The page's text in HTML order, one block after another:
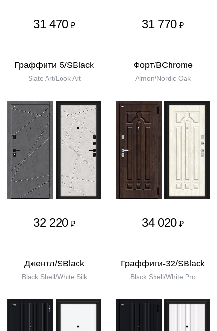
31 470 ₽ 31 770 ₽
Граффити-5/SBlack
Slate Art/Look Art
32 220 ₽
Форт/BChrome
Almon/Nordic Oak
34 020 ₽
Джентл/SBlack
Black Shell/White Silk
Граффити-32/SBlack
Black Shell/White Pro